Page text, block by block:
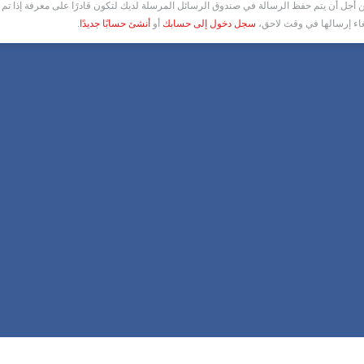
أجل أن يتم حفظ الرسالة في صندوق الرسائل المرسلة لديك لتكون قادرًا على معرفة إذا تم
إرسالها في وقت لاحق، سجل دخول إلى حسابك أو أنشئ حسابًا جديدًا .